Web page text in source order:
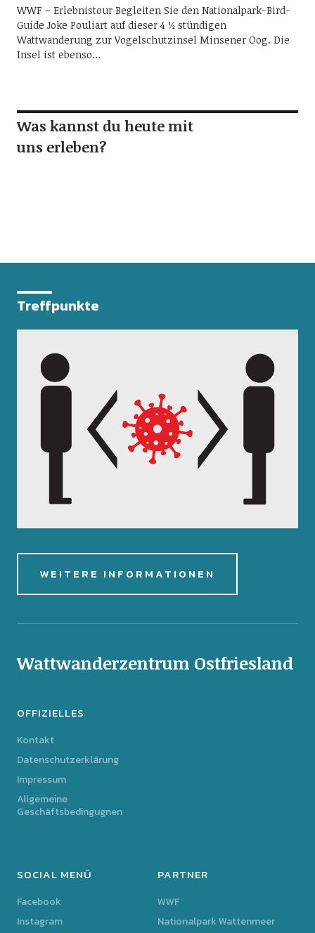
WWF – Erlebnistour Begleiten Sie den Nationalpark-Bird-
Guide Joke Pouliart auf dieser 4 ½ stündigen
Wattwanderung zur Vogelschutzinsel Minsener Oog. Die
Insel ist ebenso…
Was kannst du heute mit
uns erleben?
Treffpunkte
WEITERE INFORMATIONEN
Wattwanderzentrum Ostfriesland
OFFIZIELLES
Kontakt
Datenschutzerklärung
Impressum
Allgemeine
Geschäftsbedingugnen
SOCIAL MENÜ
Facebook
Instagram
PARTNER
WWF
Nationalpark Wattenmeer